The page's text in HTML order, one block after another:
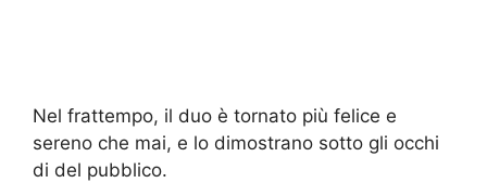
Nel frattempo, il duo è tornato più felice e
sereno che mai, e lo dimostrano sotto gli occhi
di del pubblico.